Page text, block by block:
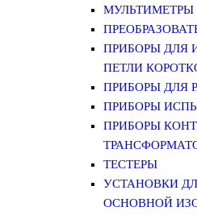
МУЛЬТИМЕТРЫ
ПРИБОРЫ ДЛЯ
ПЕТЛИ
ПРИБОРЫ ДЛЯ
ПРИБОРЫ
ПРИБОРЫ
ТЕСТЕРЫ
УСТАНОВКИ
ОСНОВНОЙ